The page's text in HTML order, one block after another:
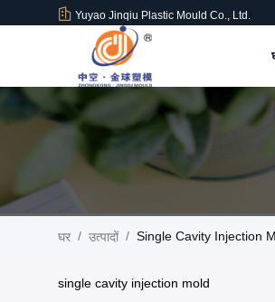
Yuyao Jinqiu Plastic Mould Co., Ltd.
घर / उत्पादों / Single Cavity Injection
single cavity injection mold